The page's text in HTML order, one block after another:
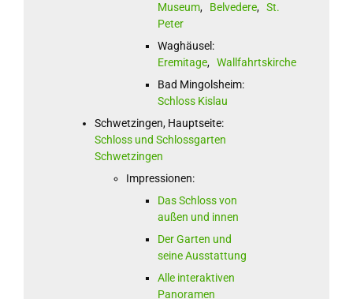
Museum, Belvedere, St.
Peter
Waghäusel:
Eremitage, Wallfahrtskirche
Bad Mingolsheim:
Schloss Kislau
Schwetzingen, Hauptseite:
Schloss und Schlossgarten
Schwetzingen
Impressionen:
Das Schloss von
außen und innen
Der Garten und
seine Ausstattung
Alle interaktiven
Panoramen